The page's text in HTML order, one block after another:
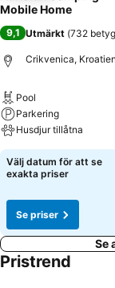
Mobile Home
9,1 Utmärkt (732 betyg
Crikvenica, Kroatien
Pool
Parkering
Husdjur tillåtna
Välj datum för att se
exakta priser
Se priser
Se
Pristrend